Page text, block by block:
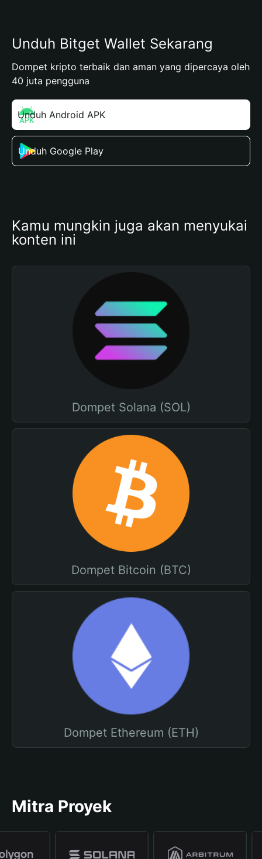
Unduh Bitget Wallet Sekarang
Dompet kripto terbaik dan aman yang dipercaya oleh
40 juta pengguna
Unduh Android APK
Unduh Google Play
Kamu mungkin juga akan menyukai
konten ini
Dompet Solana (SOL)
Dompet Bitcoin (BTC)
Dompet Ethereum (ETH)
Mitra Proyek